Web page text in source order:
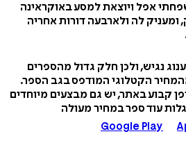
אפל ויוצאת למסע באוקראינה
לה ולארבעה דורות אחריה
נגיש, ולכן חלק גדול מהספרים
הקטלוגי המודפס בגב הספר.
קבוע באתר, יש גם מבצעים מיוחדים
עוד ספר במחיר מעולה
Google Play